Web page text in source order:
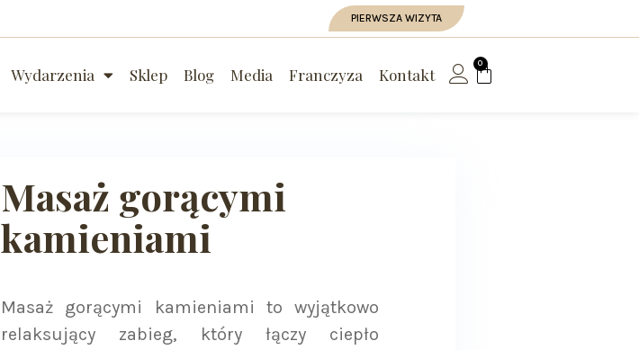
PIERWSZA WIZYTA
Wydarzenia Sklep Blog Media Franczyza Kontakt
0
Masaż gorącymi
kamieniami
Masaż gorącymi kamieniami to wyjątkowo
relaksujący zabieg, który łączy ciepło